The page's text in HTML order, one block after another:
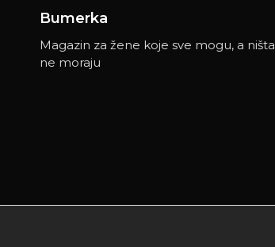
Bumerka
Magazin za žene koje sve mogu, a ništa
ne moraju